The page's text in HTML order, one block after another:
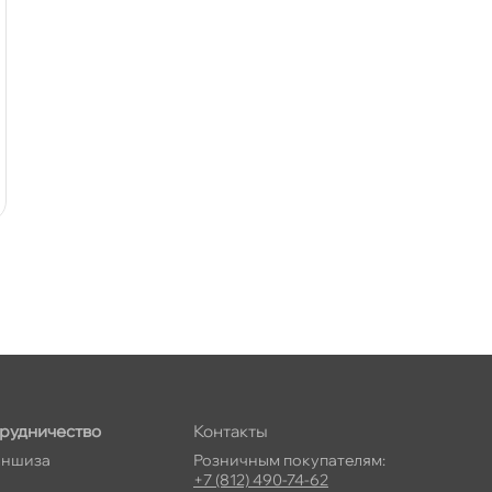
Контакты
Розничным покупателям:
+7 (812) 490-74-62